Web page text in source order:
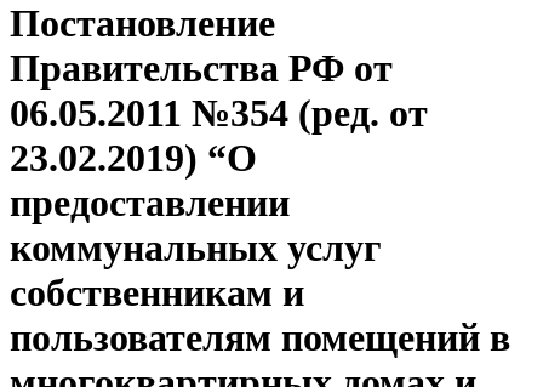
Постановление
Правительства РФ от
06.05.2011 №354 (ред. от
23.02.2019) “О
предоставлении
коммунальных услуг
собственникам и
пользователям помещений в